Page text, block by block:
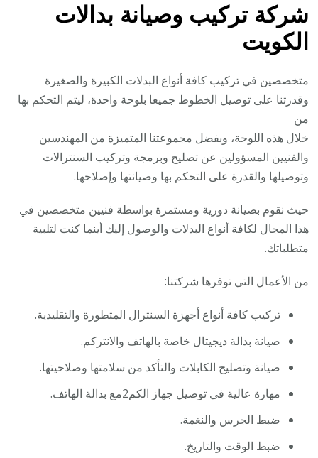
شركة تركيب وصيانة بدالات
الكويت
متخصصين في تركيب كافة أنواع البدلات الكبيرة والصغيرة
وقدرتنا على توصيل الخطوط جميعا بلوحة واحدة، ليتم التحكم بها
من
خلال هذه اللوحة، وبفضل مجموعتنا المتميزة من المهندسين
والفنيين المسؤولين عن تصليح وبرمجة وتركيب السنترالات
وتوصيلها والقدرة على التحكم بها وصيانتها وإصلاحها.
حيث نقوم بصيانة دورية ومستمرة بواسطة فنيين متخصصين في
هذا المجال لكافة أنواع البدلات والوصول إليك أينما كنت لتلبية
متطلباتك.
من الأعمال التي توفرها شركتنا:
تركيب كافة أنواع أجهزة السنترال المتطورة والتقليدية.
صيانة بدالة ديجيتال خاصة بالهاتف والانتركم.
صيانة وتصليح الكابلات والتأكد من سلامتها وصلاحيتها.
مهارة عالية في توصيل جهاز الكم2مع بدالة الهاتف.
ضبط الجرس والنغمة.
ضبط الوقت والتاريخ.